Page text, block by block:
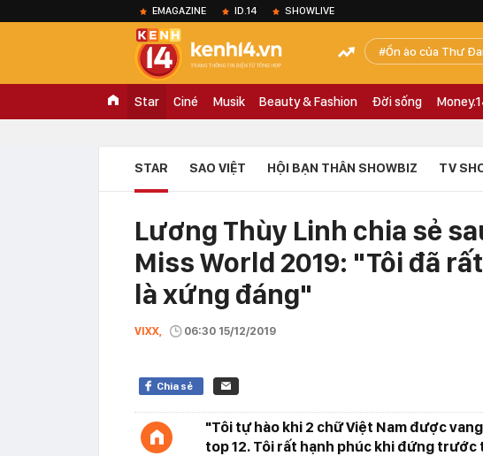
EMAGAZINE ID.14 SHOWLIVE
Ồn ào của Thư
Star Ciné Musik Beauty & Fashion Đời sống
STAR SAO VIỆT HỘI BẠN THÂN SHOWBIZ TV
Lương Thùy Linh chia sẻ
Miss World 2019: "Tôi đã
là xứng đáng"
VIXX, 06:30 15/12/2019
Chia sẻ
"Tôi tự hào khi 2 chữ Việt Nam được
top 12. Tôi rất hạnh phúc khi đứng